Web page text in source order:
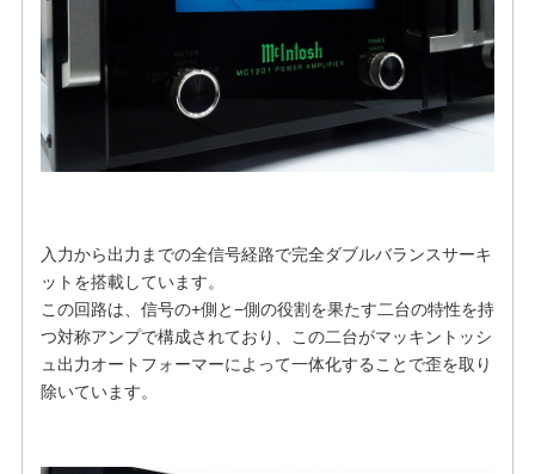
入力から出力までの全信号経路で完全ダブルバランスサーキ
ットを搭載しています。
この回路は、信号の+側と−側の役割を果たす二台の特性を持
つ対称アンプで構成されており、この二台がマッキントッシ
ュ出力オートフォーマーによって一体化することで歪を取り
除いています。